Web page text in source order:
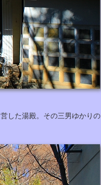
した湯殿。その三男ゆかりの